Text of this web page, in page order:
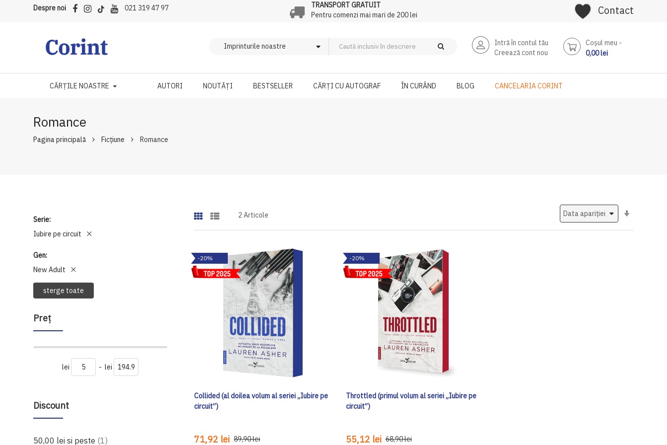
Despre noi 021 319 47 97
TRANSPORT GRATUIT
Pentru comenzi mai mari de 200 lei
Contact
Intră în contul tău
Creează cont nou
Coşul meu
0,00 lei
CĂRȚILE NOASTRE AUTORI NOUTĂȚI BESTSELLER CĂRȚI CU AUTOGRAF ÎN CURÂND BLOG CANCELARIA CORINT
Romance
Pagina principală Ficțiune Romance
Serie
Iubire pe circuit
Gen
New Adult
sterge toate
Preţ
lei - lei
Discount
50,00 lei si peste 1produs
2 Articole
-20%
Collided (al doilea volum al seriei „Iubire pe
circuit”)
71,92 lei 89,90 lei
-20%
Throttled (primul volum al seriei „Iubire pe
circuit”)
55,12 lei 68,90 lei